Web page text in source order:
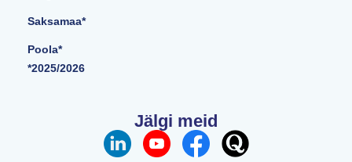
Saksamaa*
Poola*
*2025/2026
Jälgi meid